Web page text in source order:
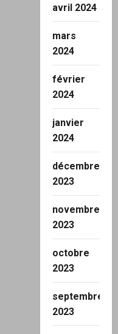
avril 2024
mars
2024
février
2024
janvier
2024
décembre
2023
novembre
2023
octobre
2023
septembre
2023